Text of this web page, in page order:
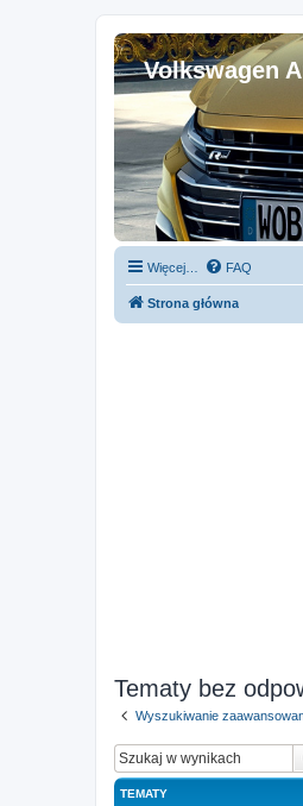
Volkswagen
Więcej… FAQ
Strona główna
Tematy bez
Wyszukiwanie
TEMATY